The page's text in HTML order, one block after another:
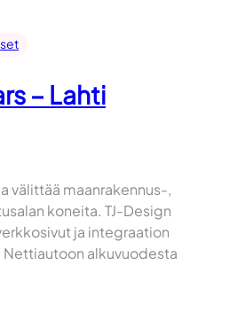
– Lahti
välittää maanrakennus-,
koneita. TJ-Design
ja integraation
alkuvuodesta